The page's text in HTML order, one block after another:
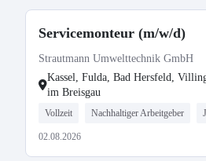
Servicemonteur (m/w/d)
Strautmann Umwelttechnik GmbH
Kassel, Fulda, Bad Hersfeld,
im Breisgau
Vollzeit Nachhaltiger Arbeitgeber
02.08.2026